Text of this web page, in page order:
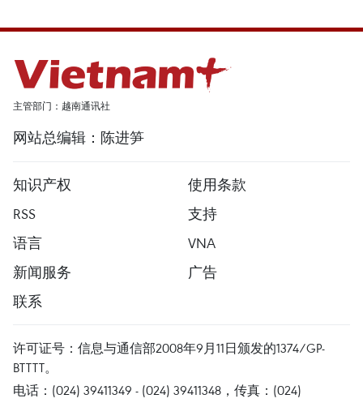
主管部门：越南通讯社
网站总编辑：陈进笋
知识产权
使用条款
RSS
支持
语言
VNA
新闻服务
广告
联系
许可证号：信息与通信部2008年9月11日颁发的1374/GP-
BTTTT。
电话：(024) 39411349 - (024) 39411348，传真：(024)